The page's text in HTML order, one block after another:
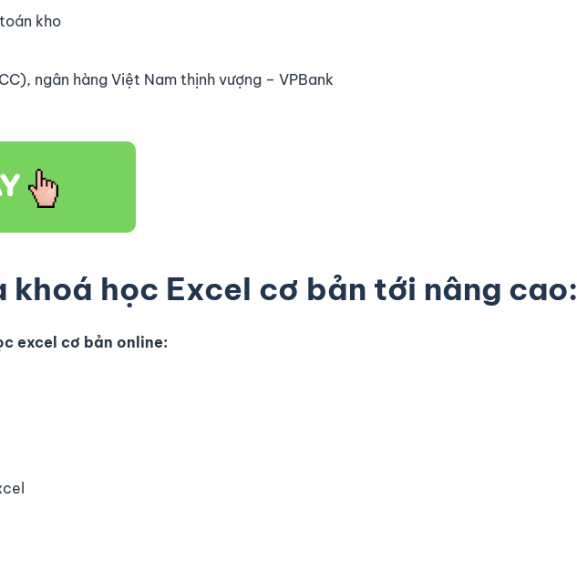
kho
ngân hàng Việt Nam thịnh vượng – VPBank
học Excel cơ bản tới nâng cao:
excel cơ bản online: